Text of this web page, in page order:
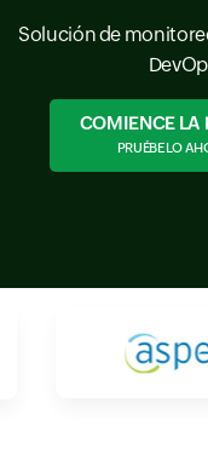
Solución de
COMIENCE LA
PRUÉBELO